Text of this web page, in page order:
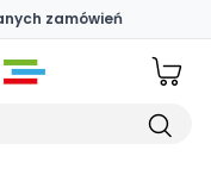
zamówień